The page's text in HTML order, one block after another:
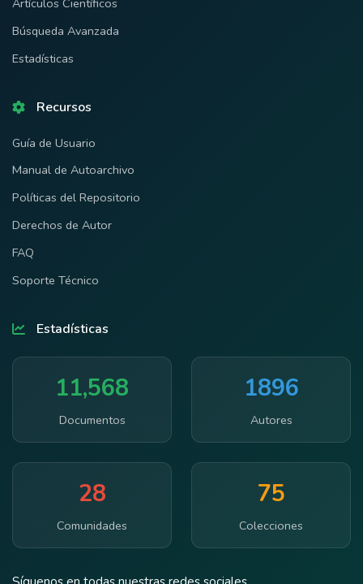
Búsqueda Avanzada
Estadísticas
Recursos
Guía de Usuario
Manual de Autoarchivo
Políticas del Repositorio
Derechos de Autor
FAQ
Soporte Técnico
Estadísticas
11,568
Documentos
1896
Autores
28
Comunidades
75
Colecciones